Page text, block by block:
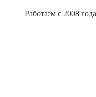
Работаем с 2008 года